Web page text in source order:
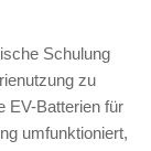
Schulung
zu
EV-Batterien für
umfunktioniert,